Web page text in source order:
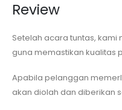
Review
Setelah acara tuntas, kami
guna memastikan kualitas
Apabila pelanggan
akan diolah dan diberikan